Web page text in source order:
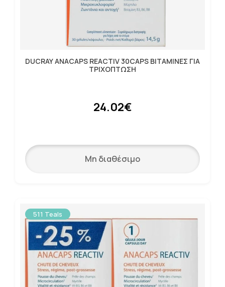
DUCRAY ANACAPS REACTIV 30CAPS ΒΙΤΑΜΙΝΕΣ ΓΙΑ
ΤΡΙΧΟΠΤΩΣΗ
24.02€
Μη διαθέσιμο
511 Teals